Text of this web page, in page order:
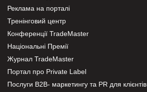
Реклама на порталі
Тренінговий центр
Конференції TradeMaster
Національні Премії
Журнал TradeMaster
Портал про Private Label
Послуги В2В- маркетингу та PR для клієнтів